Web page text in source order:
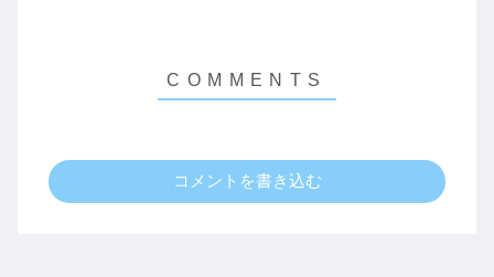
コメントを書き込む